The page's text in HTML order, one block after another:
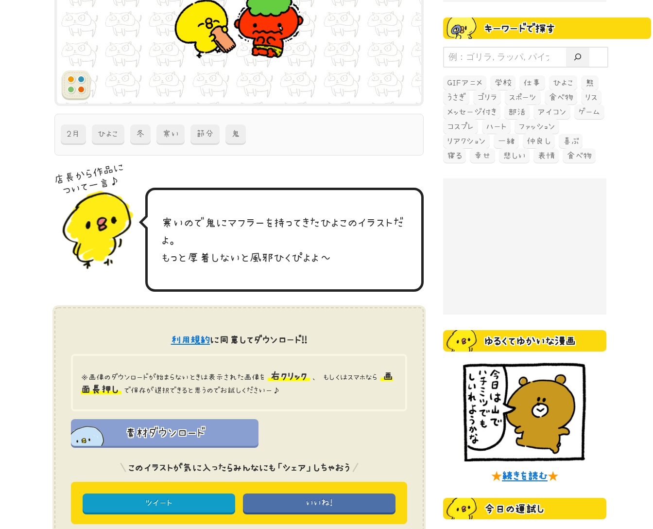
2月 ひよこ 冬 寒い 節分 鬼
店長から作品に
ついて一言♪
寒いので鬼にマフラーを持ってきたひよこのイラストだ
よ。
もっと厚着しないと風邪ひくぴよよ～
利用規約に同意してダウンロード!!
※画像のダウンロードが始まらないときは表示された画像を 右クリック 、 もしくはスマホなら
画
面長押し
で保存が選択できると思うのでお試しくださいー♪
素材ダウンロード
このイラストが気に入ったらみんなにも「シェア」しちゃおう
ツイート いいね!
キーワードで探す
GIFアニメ 学校 仕事 ひよこ
熊
うさぎ
ゴリラ スポーツ 食べ物
リス
メッセージ付き
部活 アイコン
ゲーム
コスプレ
ハート
ファッション
リアクション
一緒 仲良し
喜ぶ
寝る
幸せ 悲しい 表情 食べ物
ゆるくてゆかいな漫画
★続きを読む★
今日の運試し